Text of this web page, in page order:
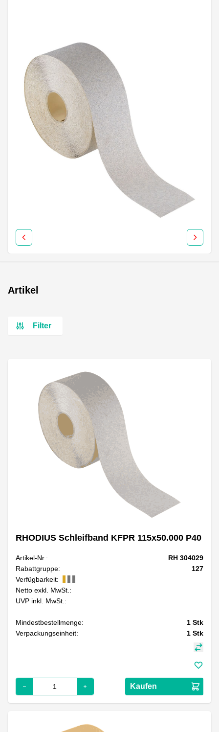
Artikel
Filter
RHODIUS Schleifband KFPR 115x50.000 P40
Artikel-Nr.:
RH 304029
Rabattgruppe:
127
Verfügbarkeit:
Netto exkl. MwSt.:
UVP inkl. MwSt.:
Mindestbestellmenge: 1 Stk
Verpackungseinheit:
1 Stk
Kaufen